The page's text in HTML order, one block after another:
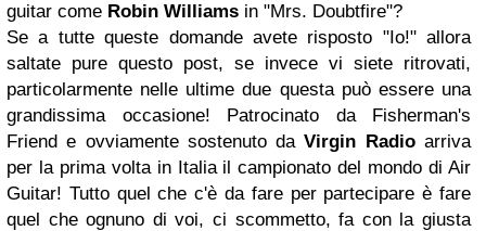
guitar come Robin Williams in "Mrs. Doubtfire"?
Se a tutte queste domande avete risposto "Io!" allora
saltate pure questo post, se invece vi siete ritrovati,
particolarmente nelle ultime due questa può essere una
grandissima occasione! Patrocinato da Fisherman's
Friend e ovviamente sostenuto daVirgin Radioarriva
per la prima volta in Italia il campionato del mondo di Air
Guitar! Tutto quel che c'è da fare per partecipare è fare
quel che ognuno di voi, ci scommetto, fa con la giusta